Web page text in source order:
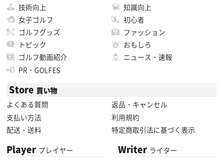
技術向上
知識向上
女子ゴルフ
初心者
ゴルフグッズ
ファッション
トピック
おもしろ
ゴルフ動画紹介
ニュース・速報
PR・GOLFES
Store 買い物
よくある質問
返品・キャンセル
支払い方法
利用規約
配送・送料
特定商取引法に基づく表示
Player プレイヤー Writer ライター